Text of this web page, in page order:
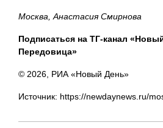
Москва, Анастасия Смирнова
Подписаться на ТГ-канал
Передовица»
© 2026, РИА «Новый День»
Источник: https://newdaynews.ru/